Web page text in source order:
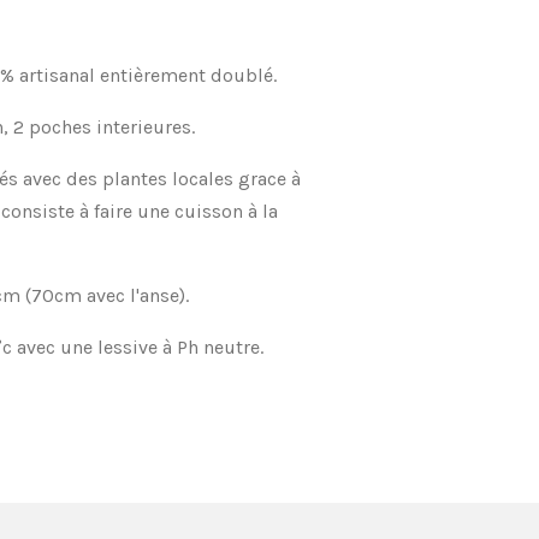
artisanal entièrement doublé.
2 poches interieures.
avec des plantes locales grace à
à faire une cuisson à la
(70cm avec l'anse).
avec une lessive à Ph neutre.